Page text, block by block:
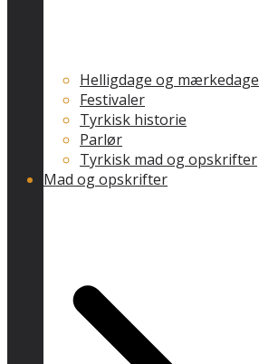
Helligdage og mærkedage
Festivaler
Tyrkisk historie
Parlør
Tyrkisk mad og opskrifter
Mad og opskrifter